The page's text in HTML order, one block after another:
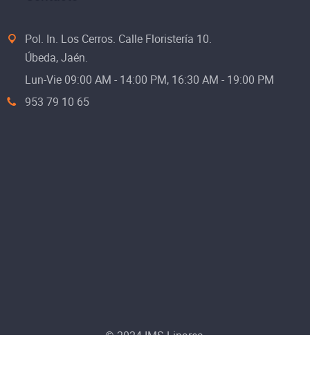
Pol. In. Los Cerros. Calle Floristería 10.
Úbeda, Jaén.
Lun-Vie 09:00 AM - 14:00 PM, 16:30 AM - 19:00 PM
953 79 10 65
© 2024 IMS Linares.